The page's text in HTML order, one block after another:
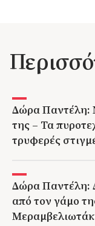
Δώρα Παντέλη:
της – Τα
τρυφερές
Δώρα Παντέλη:
από τον γάμο